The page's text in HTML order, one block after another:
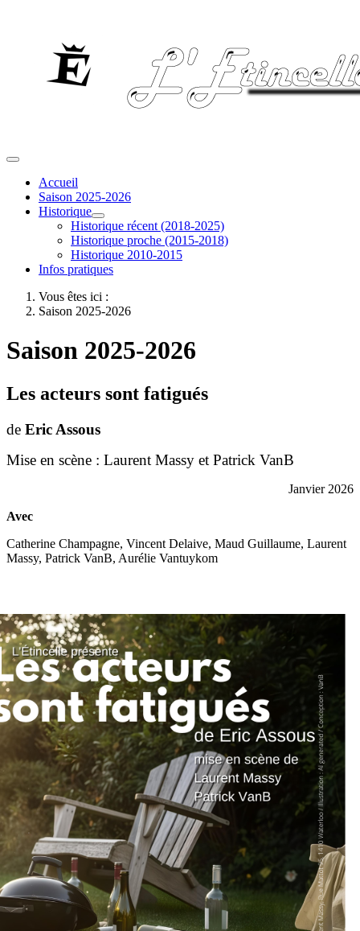
Accueil
Saison 2025-2026
Historique
Historique récent (2018-2025)
Historique proche (2015-2018)
Historique 2010-2015
Infos pratiques
Vous êtes ici :
Saison 2025-2026
Saison 2025-2026
Les acteurs sont fatigués
de Eric Assous
Mise en scène : Laurent Massy et Patrick VanB
Janvier 2026
Avec
Catherine Champagne, Vincent Delaive, Maud Guillaume, Laurent
Massy, Patrick VanB, Aurélie Vantuykom